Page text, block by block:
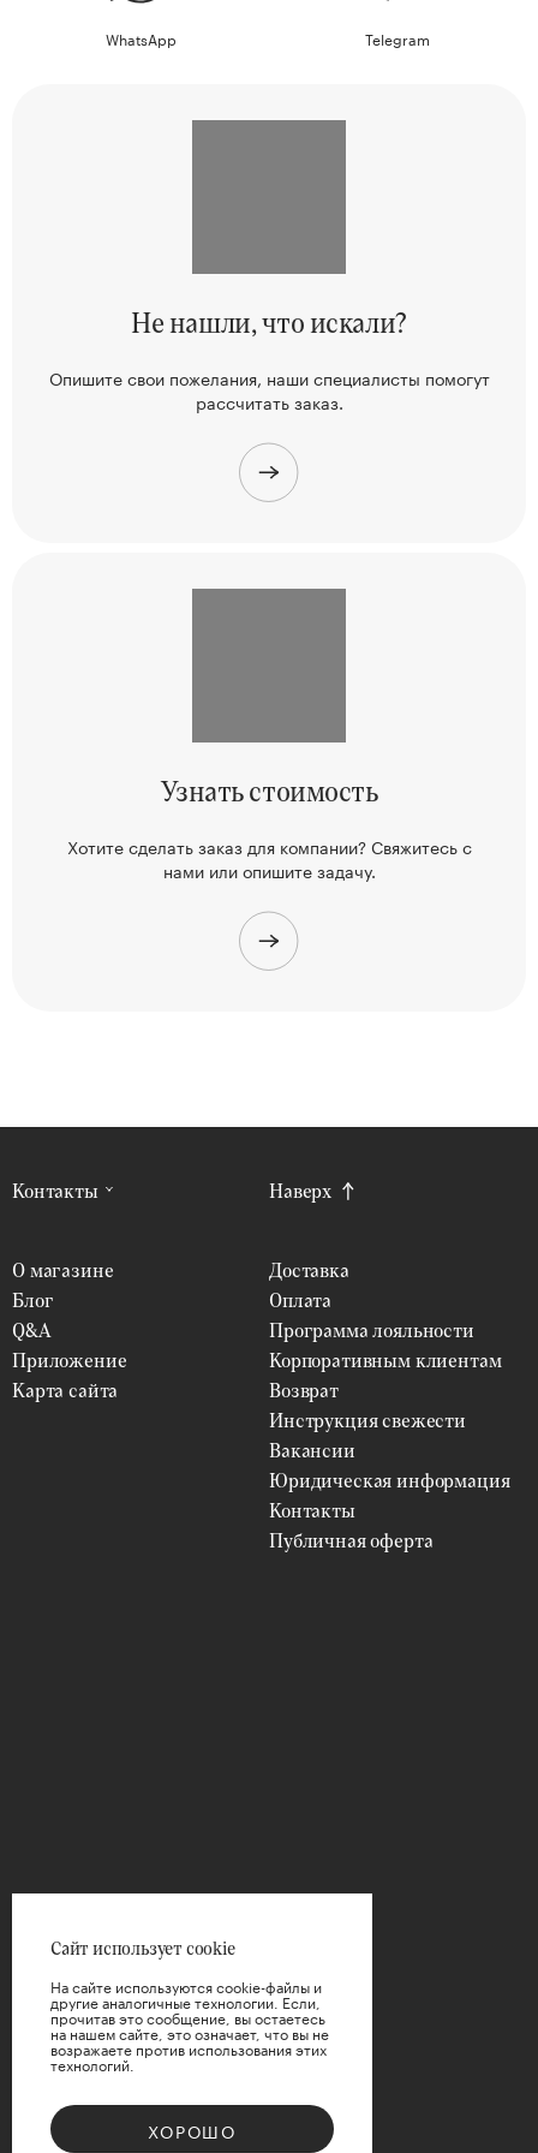
WhatsApp Telegram
Не нашли,что искали?
Опишите свои пожелания, нашиспециалисты помогут
рассчитать заказ.
Узнатьстоимость
Хотите сделать заказ для компании? Свяжитесьс
нами или опишите задачу.
Контакты
О магазине
Блог
Q&A
Приложение
Карта сайта
Доставка
Оплата
Программа лояльности
Корпоративным клиентам
Возврат
Инструкция свежести
Вакансии
Юридическая информация
Контакты
Публичная оферта
Наверх
Сайт использует cookie
На сайте используются cookie-файлы и
другие аналогичные технологии. Если,
прочитав это сообщение, вы остаетесь
на нашем сайте, это означает, что вы не
возражаете против использования этих
технологий.
ХОРОШО